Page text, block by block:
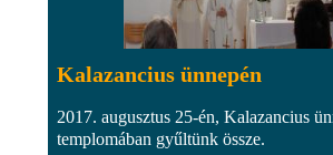
Kalazancius ünnepén
2017. augusztus 25-én, Kalazancius
templomában gyűltünk össze.